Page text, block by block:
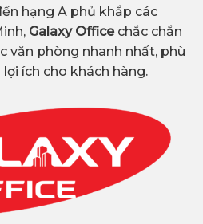
hạng A phủ khắp các
Galaxy Office chắc chắn
văn phòng nhanh nhất, phù
ích cho khách hàng.